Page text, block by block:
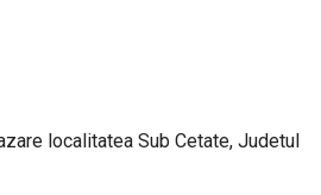
localitatea Sub Cetate, Judetul